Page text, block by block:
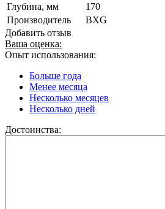
Глубина, мм
170
Производитель
BXG
Добавить отзыв
Ваша оценка:
Опыт использования:
Больше года
Менее месяца
Несколько месяцев
Несколько дней
Достоинства: